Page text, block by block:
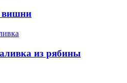
вишни
из рябины